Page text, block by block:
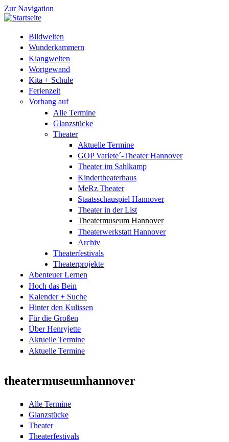
Zur Navigation
Bildwelten
Wunderkammern
Klangwelten
Wortgewand
Kita + Schule
Ferienzeit
Vorhang auf
Alle Termine
Glanzstücke
Theater
Aktuelle Termine
GOP Variete´-Theater Hannover
Theater im Sahlkamp
Kindertheaterhaus
MeRz Theater
Staatsschauspiel Hannover
Theater in der List
Theatermuseum Hannover
Theaterwerkstatt Hannover
Archiv
Theaterfestivals
Theaterprojekte
Abenteuer Lernen
Hoch das Bein
Kalender + Suche
Hinter den Kulissen
Für die Großen
Über Henryjette
Aktuelle Termine
Aktuelle Termine
theatermuseumhannover
Alle Termine
Glanzstücke
Theater
Theaterfestivals